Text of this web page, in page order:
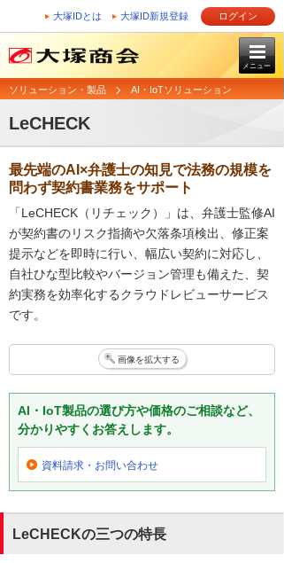
大塚IDとは 大塚ID新規登録 ログイン
メニュー
ソリューション・製品 AI・IoTソリューション
LeCHECK
最先端のAI×弁護士の知見で法務の規模を
問わず契約書業務をサポート
「LeCHECK（リチェック）」は、弁護士監修AI
が契約書のリスク指摘や欠落条項検出、修正案
提示などを即時に行い、幅広い契約に対応し、
自社ひな型比較やバージョン管理も備えた、契
約実務を効率化するクラウドレビューサービス
です。
画像を拡大する
AI・IoT製品の選び方や価格のご相談など、
分かりやすくお答えします。
資料請求・お問い合わせ
LeCHECKの三つの特長